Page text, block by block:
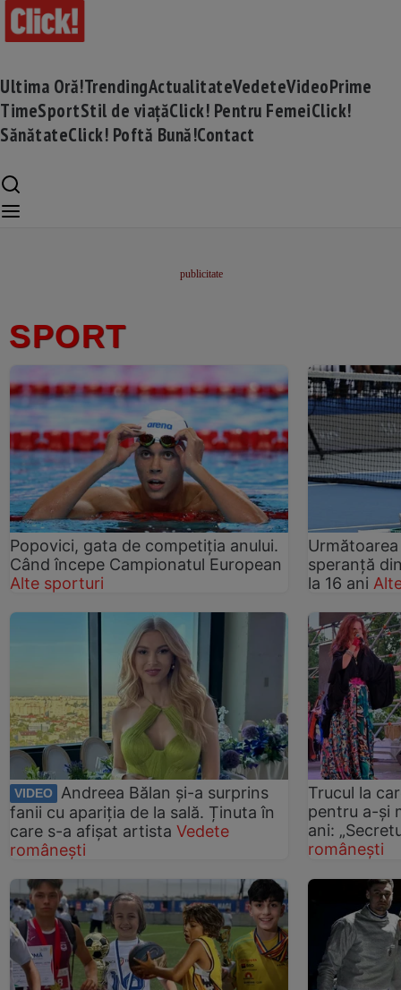
Ultima Oră!TrendingActualitateVedeteVideoPrime
TimeSportStil de viațăClick! Pentru FemeiClick!
SănătateClick! Poftă Bună!Contact
SPORT
Popovici, gata de competiția anului.
Când începe Campionatul European
Alte sporturi
speranță
la 16 ani
VIDEO
Andreea Bălan și-a surprins
fanii cu apariția de la sală. Ținuta în
care s-a afișat artista Vedete
românești
Trucul la
pentru a-și
ani:
românești